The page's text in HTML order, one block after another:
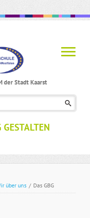
der Stadt Kaarst
über uns / Das GBG